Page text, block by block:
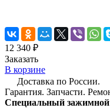
12 340 ₽
Заказать
В корзине
Доставка по России.
Гарантия. Запчасти.
Специальный